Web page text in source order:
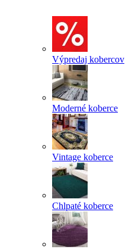
Výpredaj kobercov
Moderné koberce
Vintage koberce
Chlpaté koberce